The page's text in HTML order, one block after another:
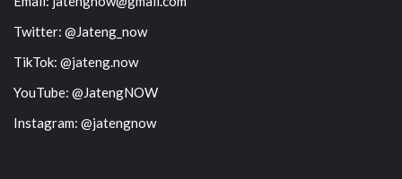
Twitter: @Jateng_now
TikTok: @jateng.now
YouTube: @JatengNOW
Instagram: @jatengnow